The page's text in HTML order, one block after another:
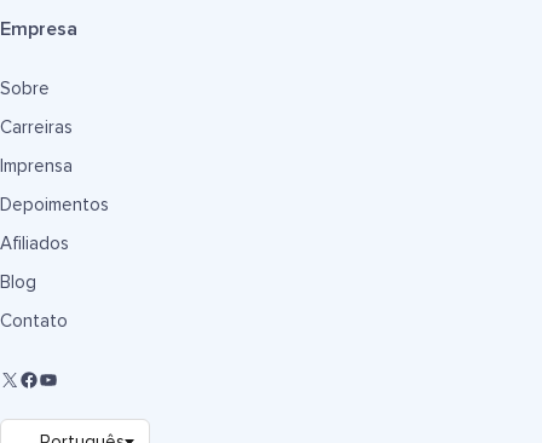
Empresa
Sobre
Carreiras
Imprensa
Depoimentos
Afiliados
Blog
Contato